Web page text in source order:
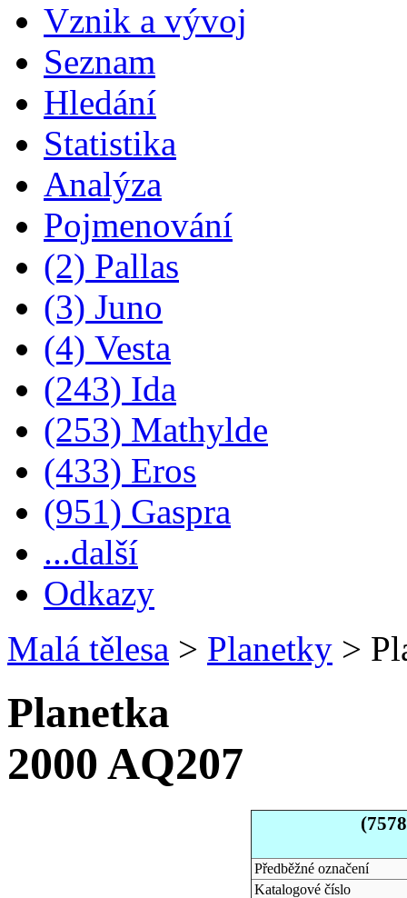
Vznik a vývoj
Seznam
Hledání
Statistika
Analýza
Pojmenování
(2) Pallas
(3) Juno
(4) Vesta
(243) Ida
(253) Mathylde
(433) Eros
(951) Gaspra
...další
Odkazy
Malá tělesa > Planetky >
Planetka
2000 AQ207
Předběžné označení
Katalogové číslo